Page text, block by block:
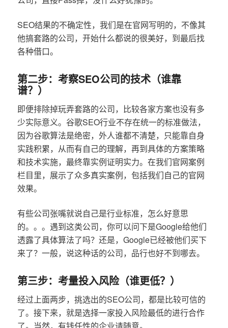
SEO结果的不确定性，我们是在官网写明的，不像其
他搞套路的公司，开始什么都说的很美好，到最后找
各种借口。
第二步：考察SEO公司的技术（谁靠
谱？）
即便排除掉玩弄套路的公司，比较各家方案也没有多
少实际意义。谷歌SEO行业不存在统一的标准做法，
因为谷歌算法是绝密，外人谁都不清楚，只能靠自身
实践积累，从而有自己的理解，再到具体的方案策略
和技术实施，最终靠实例证明实力。在我们官网案例
栏目里，展示了众多真实案例，包括我们自己的官网
效果。
有些公司张嘴就说自己是行业标准，怎么好意思
的。。。遇到这类公司，你可以问下是Google给他们
透露了具体算法了吗？还是，Google已经被他们买下
来了？一般，说这种话的公司，品行也好不到哪去。
第三步：考量投入风险（谁更低？）
经过上面两步，挑选出的SEO公司，都是比较可信的
了。接下来，就是选择一家投入风险最低的进行合作